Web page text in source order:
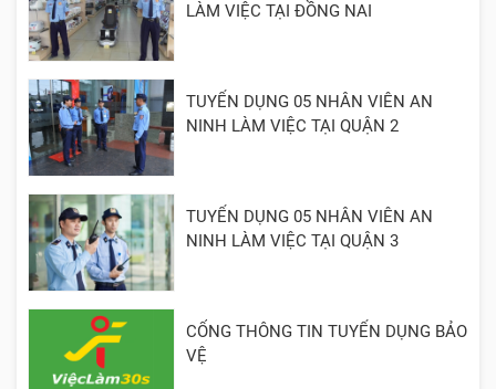
LÀM VIỆC TẠI ĐỒNG NAI
TUYỂN DỤNG 05 NHÂN VIÊN AN
NINH LÀM VIỆC TẠI QUẬN 2
TUYỂN DỤNG 05 NHÂN VIÊN AN
NINH LÀM VIỆC TẠI QUẬN 3
CỔNG THÔNG TIN TUYỂN DỤNG BẢO
VỆ